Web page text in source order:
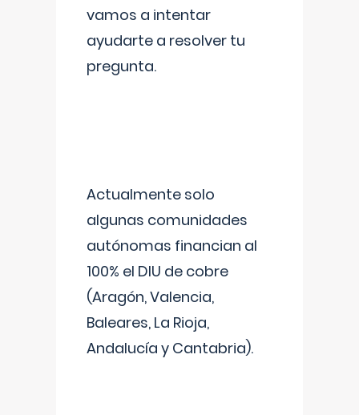
vamos a intentar
ayudarte a resolver tu
pregunta.
Actualmente solo
algunas comunidades
autónomas financian al
100% el DIU de cobre
(Aragón, Valencia,
Baleares, La Rioja,
Andalucía y Cantabria).